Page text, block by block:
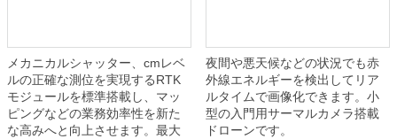
メカニカルシャッター、cmレベ
ルの正確な測位を実現するRTK
モジュールを標準搭載し、マッ
ピングなどの業務効率性を新た
な高みへと向上させます。最大
夜間や悪天候などの状況でも赤
外線エネルギーを検出してリア
ルタイムで画像化できます。小
型の入門用サーマルカメラ搭載
ドローンです。